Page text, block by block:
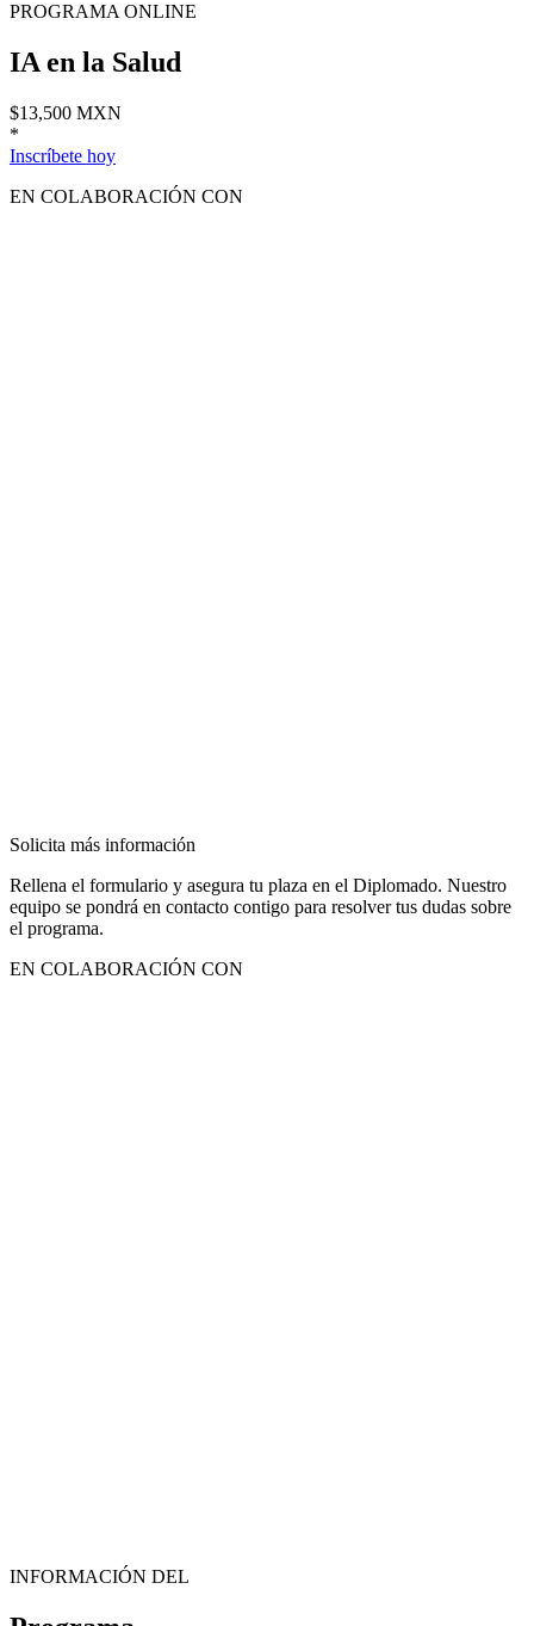
PROGRAMA ONLINE
IA en la Salud
$13,500 MXN
*
Inscríbete hoy
EN COLABORACIÓN CON
Solicita más información
Rellena el formulario y asegura tu plaza en el Diplomado. Nuestro
equipo se pondrá en contacto contigo para resolver tus dudas sobre
el programa.
EN COLABORACIÓN CON
INFORMACIÓN DEL